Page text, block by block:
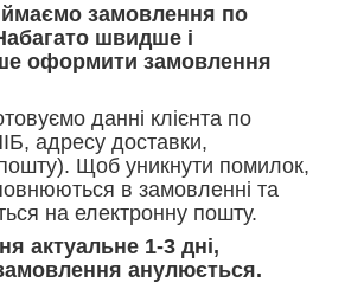
замовлення по
швидше і
оформити замовлення
данні клієнта по
адресу доставки,
Щоб уникнути помилок,
в замовленні та
на електронну пошту.
актуальне 1-3 дні,
анулюється.